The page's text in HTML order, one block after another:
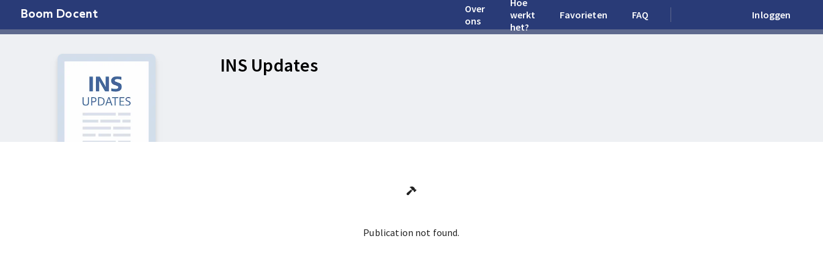
Boom Docent
Over
ons
Hoe
werkt
het?
Favorieten FAQ Inloggen
INS Updates
Publication not found.